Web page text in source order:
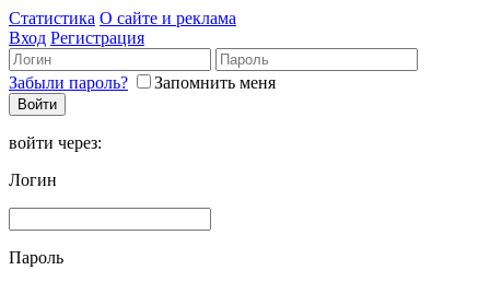
Статистика О сайте и реклама
Вход Регистрация
Забыли пароль? Запомнить меня
войти через:
Логин
Пароль